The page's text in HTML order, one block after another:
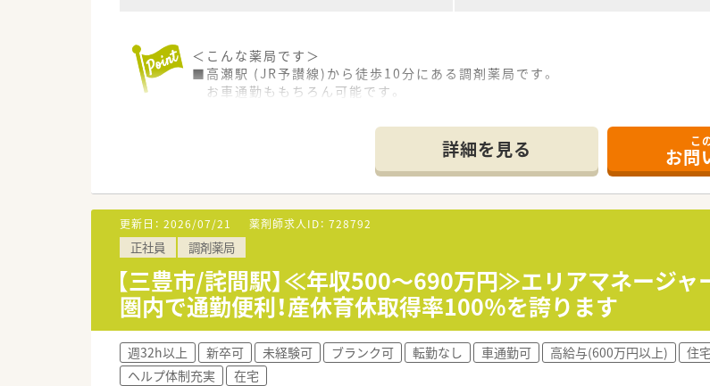
＜こんな薬局です＞
■高瀬駅 (JR予讃線)から徒歩10分にある調剤薬局です。
お車通勤ももちろん可能です。
■薬剤師は常勤2名 パート1名が在籍しています。
■眼科の処方箋をメインで応需されています。
■処方箋は120～130枚/日程度、薬剤師2～3名体制です。
＜研修制度＞
■香川県観音寺市を中心に9店舗展開の調剤薬局です。
■令和3年で30周年を迎えた地域密着型の老舗薬局です。
■観音寺エリアに3店舗、三豊エリアに5店舗、善通寺エリアに1店舗ドミナント
■社長も日々現場に出ておられ就業されているので現場の状況も把握されていま
■在宅業務にも日々取り組まれており、地域に必要とされる医療を提供できるよ
＜会社概要＞
■香川県観音寺市を中心に9店舗展開の調剤薬局です。
詳細を見る こ
お問
更新日： 2026/07/21 薬剤師求人ID： 728792
正社員 調剤薬局
【三豊市/詫間駅】≪年収500～690万円≫エリアマネージャ
圏内で通勤便利！産休育休取得率100％を誇ります
週32h以上 新卒可 未経験可 ブランク可 転勤なし 車通勤可 高給与(600万円以上) 住
ヘルプ体制充実
在宅